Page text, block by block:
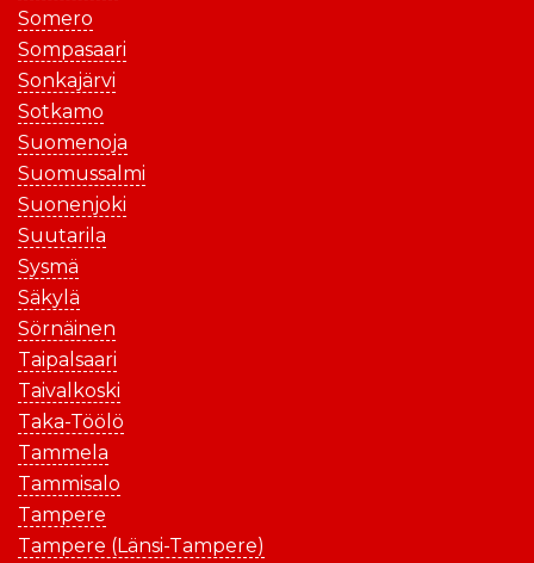
Somero
Sompasaari
Sonkajärvi
Sotkamo
Suomenoja
Suomussalmi
Suonenjoki
Suutarila
Sysmä
Säkylä
Sörnäinen
Taipalsaari
Taivalkoski
Taka-Töölö
Tammela
Tammisalo
Tampere
Tampere (Länsi-Tampere)